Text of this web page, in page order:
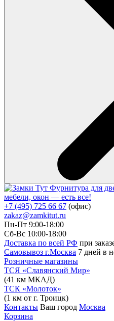
Фурнитура для
мебели, окон — есть все!
+7 (495) 725 66 67 (офис)
zakaz@zamkitut.ru
Пн-Пт 9:00-18:00
Сб-Вс 10:00-18:00
Доставка по всей РФ при
Самовывоз г.Москва 7 дней в
Розничные магазины
ТСЯ «Славянский Мир»
(41 км МКАД)
ТСК «Молоток»
(1 км от г. Троицк)
Контакты Ваш город Москва
Корзина